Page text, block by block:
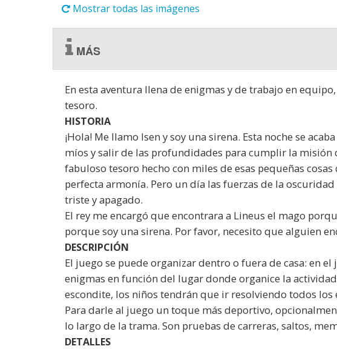
Mostrar todas las imágenes
MÁS
En esta aventura llena de enigmas y de trabajo en
tesoro.
HISTORIA
¡Hola! Me llamo Isen y soy una sirena. Esta noche se
míos y salir de las profundidades para cumplir la misión
fabuloso tesoro hecho con miles de esas pequeñas
perfecta armonía. Pero un día las fuerzas de la
triste y apagado.
El rey me encargó que encontrara a Lineus el mago
porque soy una sirena. Por favor, necesito que alguien
DESCRIPCIÓN
El juego se puede organizar dentro o fuera de casa: en
enigmas en función del lugar donde organice la
escondite, los niños tendrán que ir resolviendo todos
Para darle al juego un toque más deportivo,
lo largo de la trama. Son pruebas de carreras, saltos,
DETALLES